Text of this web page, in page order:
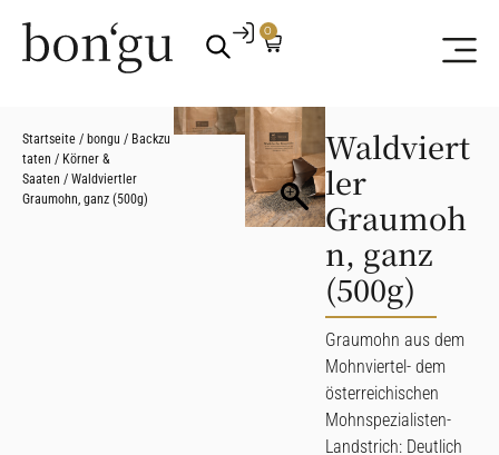
0
Startseite / bongu / Backzu
taten / Körner &
Saaten / Waldviertler
Graumohn, ganz (500g)
Waldviert
ler
Graumoh
n, ganz
(500g)
Graumohn aus dem
Mohnviertel- dem
österreichischen
Mohnspezialisten-
Landstrich: Deutlich